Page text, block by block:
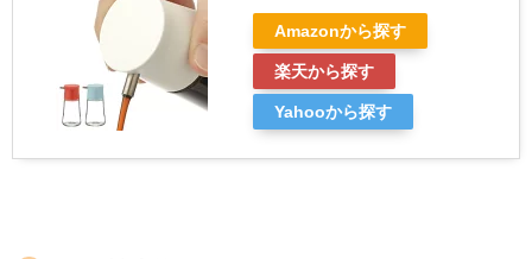
Amazonから探す
楽天から探す
Yahooから探す